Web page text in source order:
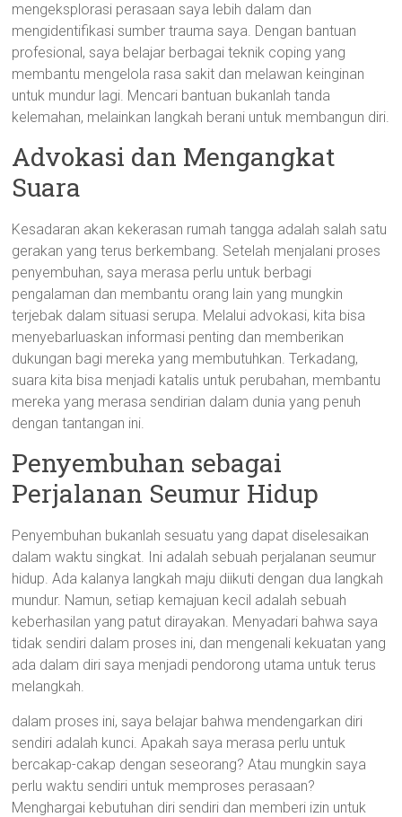
mengeksplorasi perasaan saya lebih dalam dan
mengidentifikasi sumber trauma saya. Dengan bantuan
profesional, saya belajar berbagai teknik coping yang
membantu mengelola rasa sakit dan melawan keinginan
untuk mundur lagi. Mencari bantuan bukanlah tanda
kelemahan, melainkan langkah berani untuk membangun diri.
Advokasi dan Mengangkat
Suara
Kesadaran akan kekerasan rumah tangga adalah salah satu
gerakan yang terus berkembang. Setelah menjalani proses
penyembuhan, saya merasa perlu untuk berbagi
pengalaman dan membantu orang lain yang mungkin
terjebak dalam situasi serupa. Melalui advokasi, kita bisa
menyebarluaskan informasi penting dan memberikan
dukungan bagi mereka yang membutuhkan. Terkadang,
suara kita bisa menjadi katalis untuk perubahan, membantu
mereka yang merasa sendirian dalam dunia yang penuh
dengan tantangan ini.
Penyembuhan sebagai
Perjalanan Seumur Hidup
Penyembuhan bukanlah sesuatu yang dapat diselesaikan
dalam waktu singkat. Ini adalah sebuah perjalanan seumur
hidup. Ada kalanya langkah maju diikuti dengan dua langkah
mundur. Namun, setiap kemajuan kecil adalah sebuah
keberhasilan yang patut dirayakan. Menyadari bahwa saya
tidak sendiri dalam proses ini, dan mengenali kekuatan yang
ada dalam diri saya menjadi pendorong utama untuk terus
melangkah.
dalam proses ini, saya belajar bahwa mendengarkan diri
sendiri adalah kunci. Apakah saya merasa perlu untuk
bercakap-cakap dengan seseorang? Atau mungkin saya
perlu waktu sendiri untuk memproses perasaan?
Menghargai kebutuhan diri sendiri dan memberi izin untuk